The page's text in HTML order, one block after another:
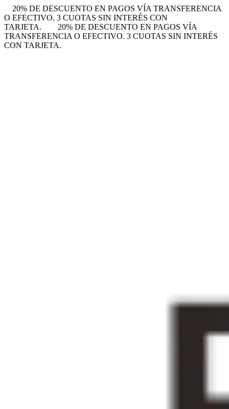
20% DE DESCUENTO EN PAGOS VÍA TRANSFERENCIA
O EFECTIVO. 3 CUOTAS SIN INTERÉS CON
TARJETA.
20% DE DESCUENTO EN PAGOS VÍA
TRANSFERENCIA O EFECTIVO. 3 CUOTAS SIN INTERÉS
CON TARJETA.